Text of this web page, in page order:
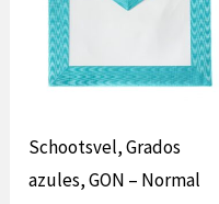
Schootsvel, Grados
azules, GON – Normal